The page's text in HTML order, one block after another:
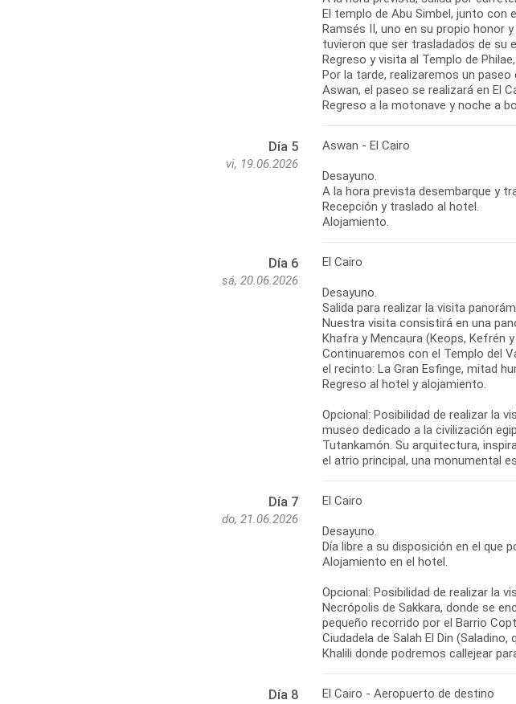
El templo de Abu Simbel, junto
Ramsés II, uno en su propio honor
tuvieron que ser trasladados de su
Regreso y visita al Templo de
Por la tarde, realizaremos un
Aswan, el paseo se realizará en El
Regreso a la motonave y noche a
Día 5
vi, 19.06.2026
Aswan - El Cairo
Desayuno.
A la hora prevista desembarque y
Recepción y traslado al hotel.
Alojamiento.
Día 6
sá, 20.06.2026
El Cairo
Desayuno.
Salida para realizar la visita
Nuestra visita consistirá en una
Khafra y Mencaura (Keops, Kefrén
Continuaremos con el Templo del
el recinto: La Gran Esfinge, mitad
Regreso al hotel y alojamiento.
Opcional: Posibilidad de realizar la
museo dedicado a la civilización
Tutankamón. Su arquitectura,
el atrio principal, una monumental
Día 7
do, 21.06.2026
El Cairo
Desayuno.
Día libre a su disposición en el que
Alojamiento en el hotel.
Opcional: Posibilidad de realizar la
Necrópolis de Sakkara, donde se
pequeño recorrido por el Barrio
Ciudadela de Salah El Din
Khalili donde podremos callejear
Día 8 El Cairo - Aeropuerto de destino